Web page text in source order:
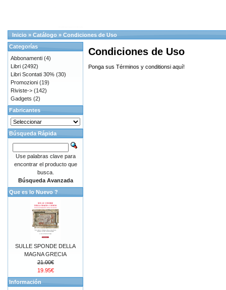
Inicio » Catálogo » Condiciones de Uso
Condiciones de Uso
Ponga sus Términos y conditionsi aquí!
Categorías
Abbonamenti (4)
Libri (2492)
Libri Scontati 30% (30)
Promozioni (19)
Riviste-> (142)
Gadgets (2)
Fabricantes
Búsqueda Rápida
Use palabras clave para
encontrar el producto que
busca.
Búsqueda Avanzada
Que es lo Nuevo ?
SULLE SPONDE DELLA
MAGNA GRECIA
21.00€
19.95€
Información